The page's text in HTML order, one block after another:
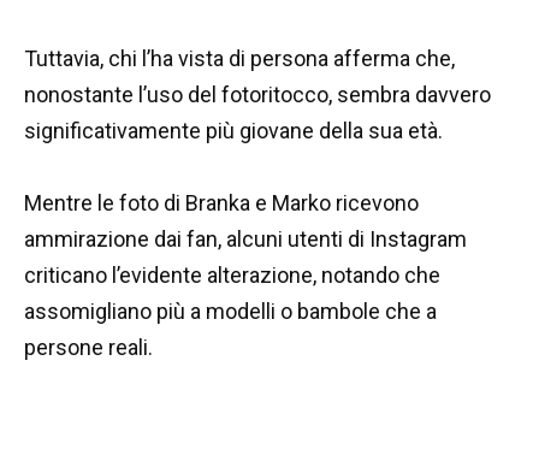
Tuttavia, chi l’ha vista di persona afferma che,
nonostante l’uso del fotoritocco, sembra davvero
significativamente più giovane della sua età.
Mentre le foto di Branka e Marko ricevono
ammirazione dai fan, alcuni utenti di Instagram
criticano l’evidente alterazione, notando che
assomigliano più a modelli o bambole che a
persone reali.